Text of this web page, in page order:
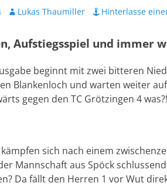
AutorLukas Thaumiller Hinterlasse
Aufstiegsspiel und immer
beginnt mit zwei bitteren
Blankenloch und warten weiter
gegen den TC Grötzingen 4 was?!
kämpfen sich nach einem
Mannschaft aus Spöck
Da fällt den Herren 1 vor Wut